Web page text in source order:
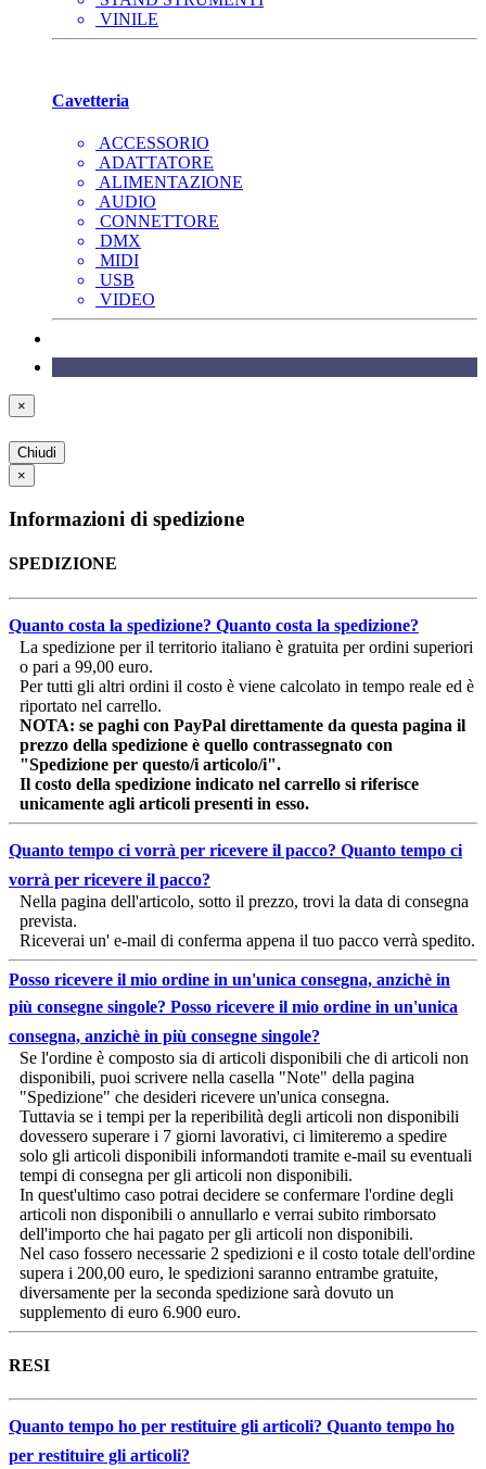
VINILE
Cavetteria
ACCESSORIO
ADATTATORE
ALIMENTAZIONE
AUDIO
CONNETTORE
DMX
MIDI
USB
VIDEO
×
Chiudi
×
Informazioni di spedizione
SPEDIZIONE
Quanto costa la spedizione? Quanto costa la spedizione?
La spedizione per il territorio italiano è gratuita per ordini superiori
o pari a 99,00 euro.
Per tutti gli altri ordini il costo è viene calcolato in tempo reale ed è
riportato nel carrello.
NOTA: se paghi con PayPal direttamente da questa pagina il
prezzo della spedizione è quello contrassegnato con
"Spedizione per questo/i articolo/i".
Il costo della spedizione indicato nel carrello si riferisce
unicamente agli articoli presenti in esso.
Quanto tempo ci vorrà per ricevere il pacco? Quanto tempo ci
vorrà per ricevere il pacco?
Nella pagina dell'articolo, sotto il prezzo, trovi la data di consegna
prevista.
Riceverai un' e-mail di conferma appena il tuo pacco verrà spedito.
Posso ricevere il mio ordine in un'unica consegna, anzichè in
più consegne singole? Posso ricevere il mio ordine in un'unica
consegna, anzichè in più consegne singole?
Se l'ordine è composto sia di articoli disponibili che di articoli non
disponibili, puoi scrivere nella casella "Note" della pagina
"Spedizione" che desideri ricevere un'unica consegna.
Tuttavia se i tempi per la reperibilità degli articoli non disponibili
dovessero superare i 7 giorni lavorativi, ci limiteremo a spedire
solo gli articoli disponibili informandoti tramite e-mail su eventuali
tempi di consegna per gli articoli non disponibili.
In quest'ultimo caso potrai decidere se confermare l'ordine degli
articoli non disponibili o annullarlo e verrai subito rimborsato
dell'importo che hai pagato per gli articoli non disponibili.
Nel caso fossero necessarie 2 spedizioni e il costo totale dell'ordine
supera i 200,00 euro, le spedizioni saranno entrambe gratuite,
diversamente per la seconda spedizione sarà dovuto un
supplemento di euro 6.900 euro.
RESI
Quanto tempo ho per restituire gli articoli? Quanto tempo ho
per restituire gli articoli?